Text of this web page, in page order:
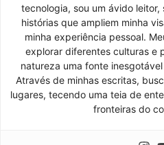
tecnologia, sou um ávido
histórias que ampliem minha
minha experiência pessoal.
explorar diferentes culturas e
natureza uma fonte
Através de minhas escritas,
lugares, tecendo uma teia de
fronteiras do